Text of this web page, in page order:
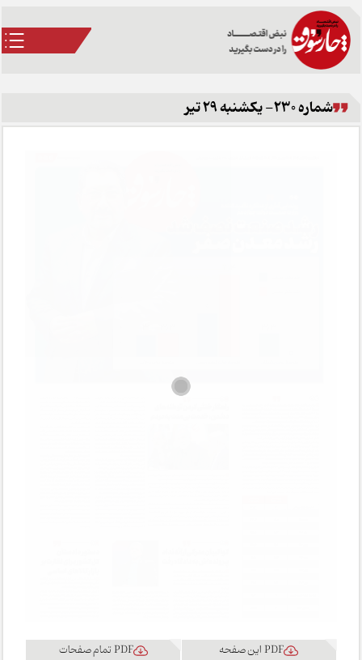
شماره 230- یکشنبه 29 تیر
PDF این صفحه PDF تمام صفحات